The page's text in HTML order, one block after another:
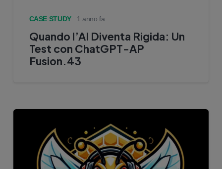
CASE STUDY 1 anno fa
Quando l’AI Diventa Rigida: Un
Test con ChatGPT-AP
Fusion.43